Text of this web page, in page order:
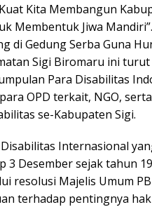
Kita Membangun
Membentuk Jiwa
di Gedung Serba Guna
Sigi Biromaru ini
Para Disabilitas
OPD terkait, NGO,
se-Kabupaten Sigi.
Internasional
3 Desember sejak tahun
resolusi Majelis Umum
terhadap pentingnya